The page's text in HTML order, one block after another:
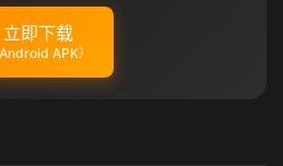
立即下载
Android APK）